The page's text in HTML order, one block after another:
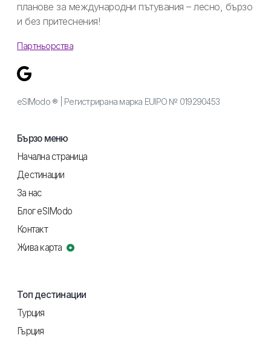
планове за международни пътувания – лесно, бързо
и без притеснения!
Партньорства
eSIModo ® | Регистрирана марка EUIPO № 019290453
Бързо меню
Начална страница
Дестинации
За нас
Блог eSIModo
Контакт
Жива карта
Топ дестинации
Турция
Гърция